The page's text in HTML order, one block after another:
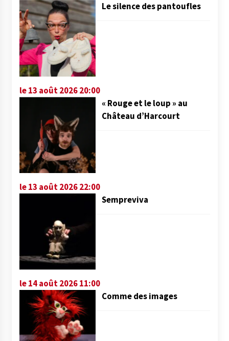
Le silence des pantoufles
le 13 août 2026 20:00
« Rouge et le loup » au
Château d’Harcourt
le 13 août 2026 22:00
Sempreviva
le 14 août 2026 11:00
Comme des images